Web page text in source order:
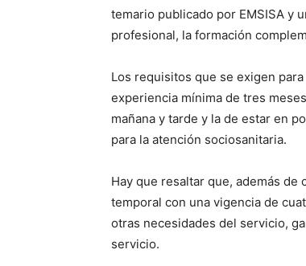
temario publicado por EMSISA y
profesional, la formación
Los requisitos que se exigen
experiencia mínima de tres
mañana y tarde y la de estar en
para la atención sociosanitaria.
Hay que resaltar que, además
temporal con una vigencia de
otras necesidades del servicio,
servicio.